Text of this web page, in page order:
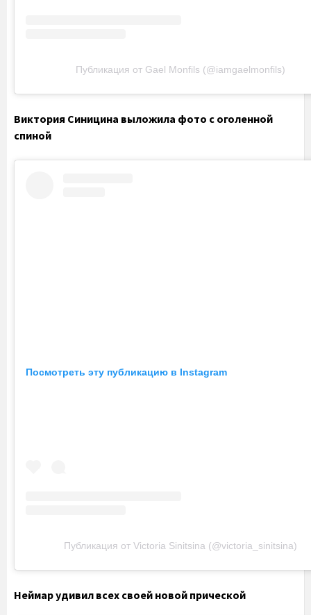
Публикация от Gael Monfils (@iamgaelmonfils)
Виктория Синицина выложила фото с оголенной
спиной
Посмотреть эту публикацию в Instagram
Публикация от Victoria Sinitsina (@victoria_sinitsina)
Неймар удивил всех своей новой прической